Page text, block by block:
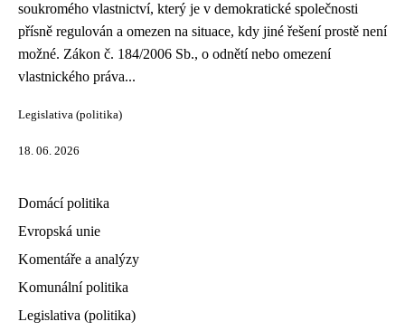
soukromého vlastnictví, který je v demokratické společnosti
přísně regulován a omezen na situace, kdy jiné řešení prostě není
možné. Zákon č. 184/2006 Sb., o odnětí nebo omezení
vlastnického práva...
Legislativa (politika)
18. 06. 2026
Domácí politika
Evropská unie
Komentáře a analýzy
Komunální politika
Legislativa (politika)